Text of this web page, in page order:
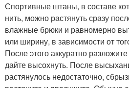
Спортивные штаны, в составе
нить, можно растянуть сразу
влажные брюки и равномерно
или ширину, в зависимости от
После этого аккуратно
дайте высохнуть. После
растянулось недостаточно,